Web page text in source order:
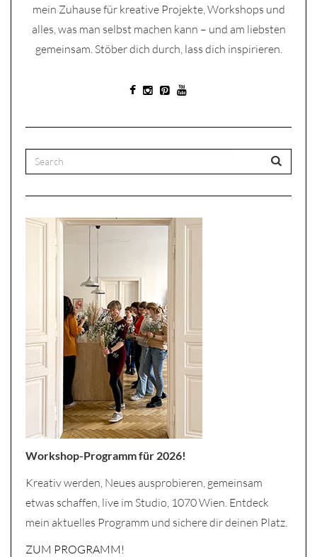
mein Zuhause für kreative Projekte, Workshops und
alles, was man selbst machen kann – und am liebsten
gemeinsam. Stöber dich durch, lass dich inspirieren.
Workshop-Programm für 2026!
Kreativ werden, Neues ausprobieren, gemeinsam
etwas schaffen, live im Studio, 1070 Wien. Entdeck
mein aktuelles Programm und sichere dir deinen Platz.
ZUM PROGRAMM!